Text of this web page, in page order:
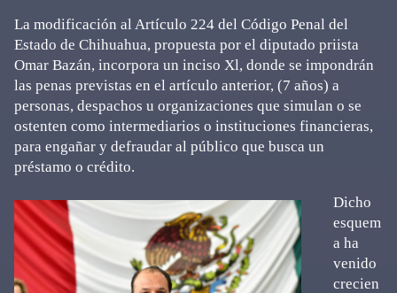
La modificación al Artículo 224 del Código Penal del
Estado de Chihuahua, propuesta por el diputado priista
Omar Bazán, incorpora un inciso Xl, donde se impondrán
las penas previstas en el artículo anterior, (7 años) a
personas, despachos u organizaciones que simulan o se
ostenten como intermediarios o instituciones financieras,
para engañar y defraudar al público que busca un
préstamo o crédito.
Dicho
esquem
a ha
venido
crecien